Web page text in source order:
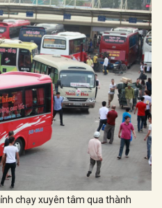
chạy xuyên tâm qua thành